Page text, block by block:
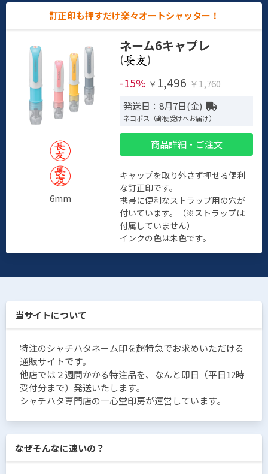
訂正印も押すだけ楽々オートシャッター！
6mm
ネーム6キャプレ
(
)
-15% ￥ 1,496 ￥1,760
発送日：8月7日(金)
ネコポス（郵便受けへお届け）
商品詳細・ご注文
キャップを取り外さず押せる便利
な訂正印です。
携帯に便利なストラップ用の穴が
付いています。（※ストラップは
付属していません）
インクの色は朱色です。
当サイトについて
特注のシャチハタネーム印を超特急でお求めいただける
通販サイトです。
他店では２週間かかる特注品を、なんと即日（平日12時
受付分まで）発送いたします。
シャチハタ専門店の一心堂印房が運営しています。
なぜそんなに速いの？